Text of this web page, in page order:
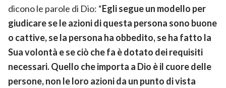
dicono le parole di Dio: “Egli segue un modello per
giudicare se le azioni di questa persona sono buone
o cattive, se la persona ha obbedito, se ha fatto la
Sua volontà e se ciò che fa è dotato dei requisiti
necessari. Quello che importa a Dio è il cuore delle
persone, non le loro azioni da un punto di vista